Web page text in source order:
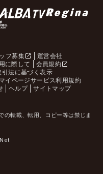
フ募集
運営会社
に際して
会員規約
引法に基づく表示
マイページサービス利用規約
ヘルプ サイトマップ
の転載、転用、コピー等は禁じま